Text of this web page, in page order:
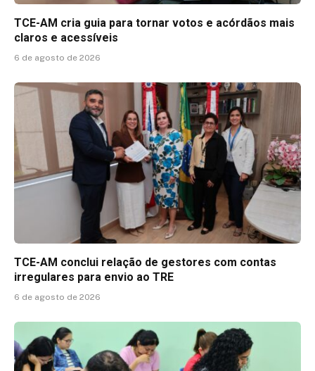
TCE-AM cria guia para tornar votos e acórdãos mais
claros e acessíveis
6 de agosto de 2026
TCE-AM conclui relação de gestores com contas
irregulares para envio ao TRE
6 de agosto de 2026